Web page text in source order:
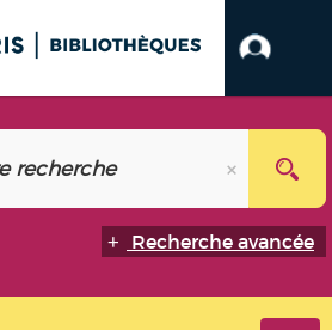
Recherche avancée